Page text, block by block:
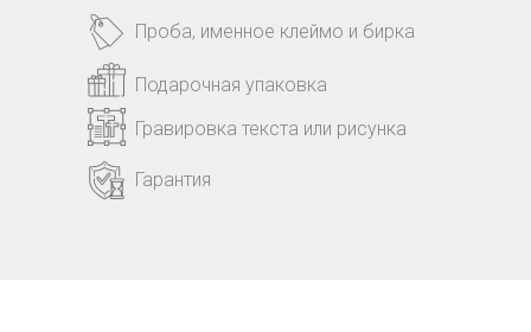
Подарочная упаковка
Гравировка текста или рисунка
Проба, именное клеймо и бирка
Гарантия